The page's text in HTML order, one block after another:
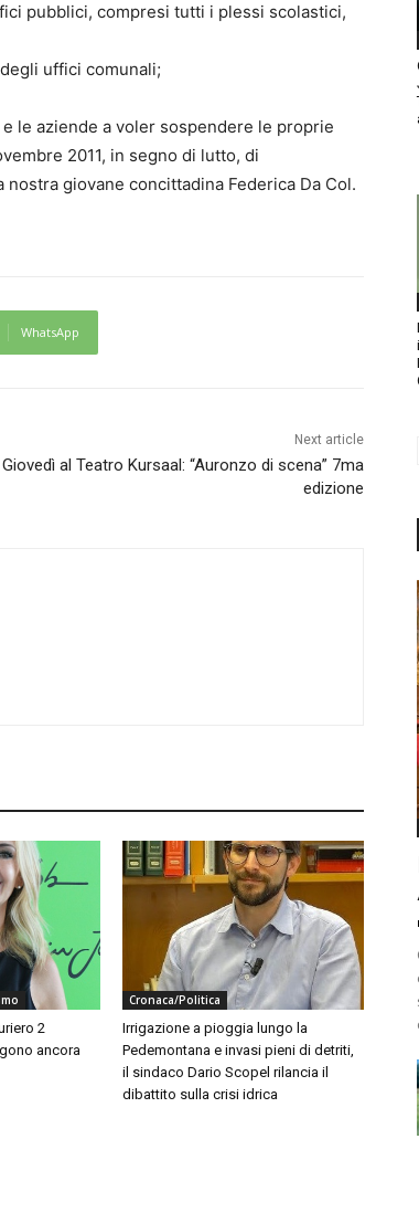
pubblici, compresi tutti i plessi scolastici,
uffici comunali;
le aziende a voler sospendere le proprie
2011, in segno di lutto, di
giovane concittadina Federica Da Col.
WhatsApp
Next article
Giovedì al Teatro Kursaal: “Auronzo di scena” 7ma
edizione
2
ancora
Cronaca/Politica
Irrigazione a pioggia lungo la
Pedemontana e invasi pieni di detriti,
il sindaco Dario Scopel rilancia il
dibattito sulla crisi idrica